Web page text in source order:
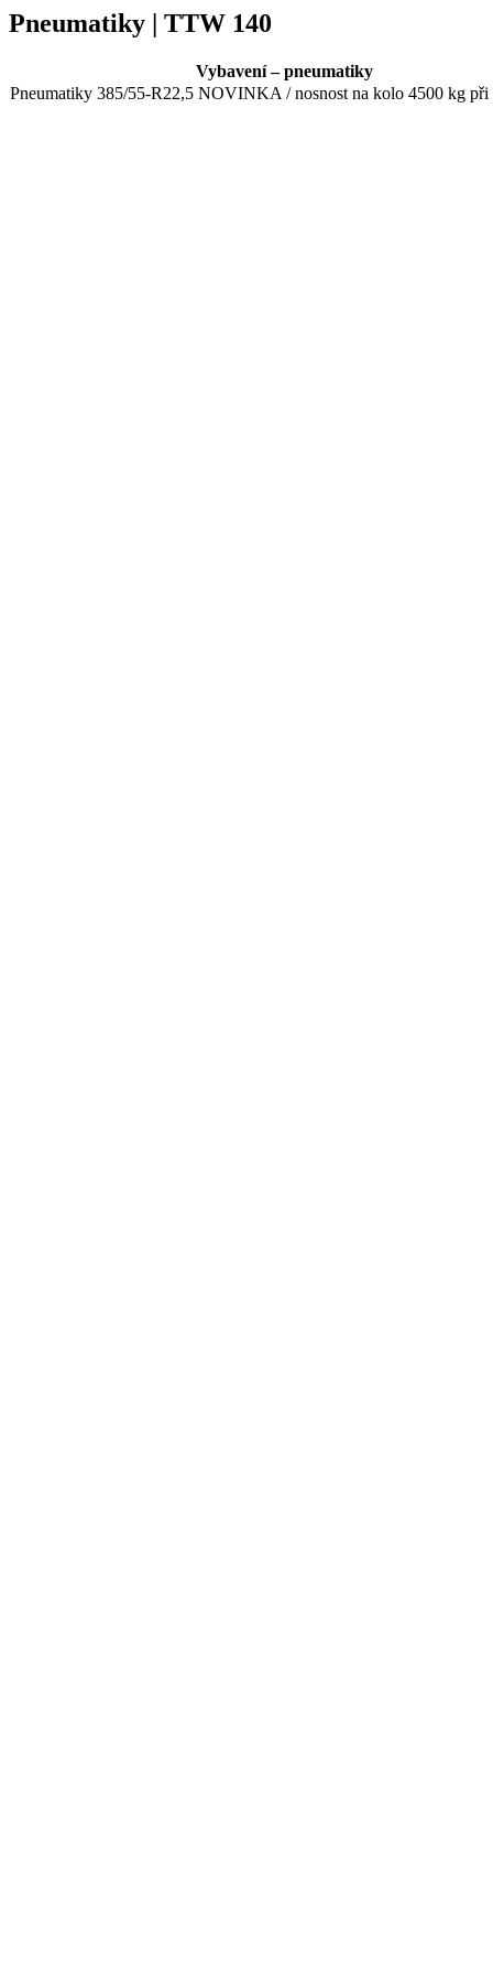
Pneumatiky | TTW 140
Vybavení – pneumatiky
Pneumatiky 385/55-R22,5 NOVINKA / nosnost na kolo 4500 kg při